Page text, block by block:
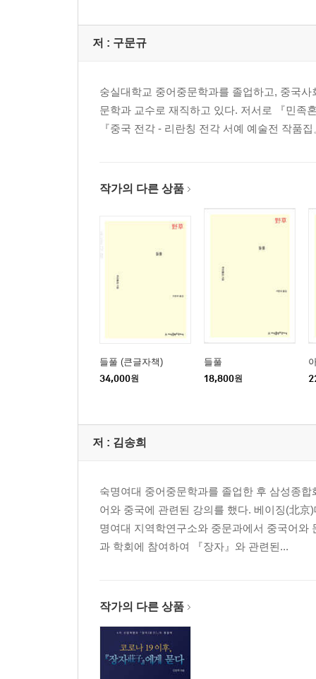
저 : 구문규
숭실대학교 중어중문학과를 졸업하고, 중국
문학과 교수로 재직하고 있다. 저서로 『민족
『중국 전각 - 리란칭 전각 서예 예술전 작품
작가의 다른 상품
들풀 (큰글자책)
34,000원
들풀
18,800원
저 : 김송희
숙명여대 중어중문학과를 졸업한 후 삼성종
어와 중국에 관련된 강의를 했다. 베이징(北
명여대 지역학연구소와 중문과에서 중국어
과 학회에 참여하여 『장자』와 관련된...
작가의 다른 상품